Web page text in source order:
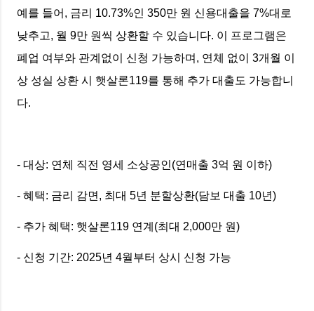
예를 들어, 금리 10.73%인 350만 원 신용대출을 7%대로
낮추고, 월 9만 원씩 상환할 수 있습니다. 이 프로그램은
폐업 여부와 관계없이 신청 가능하며, 연체 없이 3개월 이
상 성실 상환 시 햇살론119를 통해 추가 대출도 가능합니
다.
- 대상: 연체 직전 영세 소상공인(연매출 3억 원 이하)
- 혜택: 금리 감면, 최대 5년 분할상환(담보 대출 10년)
- 추가 혜택: 햇살론119 연계(최대 2,000만 원)
- 신청 기간: 2025년 4월부터 상시 신청 가능